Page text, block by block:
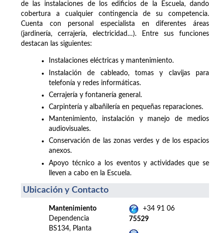
de las instalaciones de los edificios de la Escuela, dando
cobertura a cualquier contingencia de su competencia.
Cuenta con personal especialista en diferentes áreas
(jardinería, cerrajería, electricidad…). Entre sus funciones
destacan las siguientes:
Instalaciones eléctricas y mantenimiento.
Instalación de cableado, tomas y clavijas para
telefonía y redes informáticas.
Cerrajería y fontanería general.
Carpintería y albañilería en pequeñas reparaciones.
Mantenimiento, instalación y manejo de medios
audiovisuales.
Conservación de las zonas verdes y de los espacios
anexos.
Apoyo técnico a los eventos y actividades que se
lleven a cabo en la Escuela.
Ubicación y Contacto
Mantenimiento
Dependencia
BS134, Planta
+34 91 06
75529